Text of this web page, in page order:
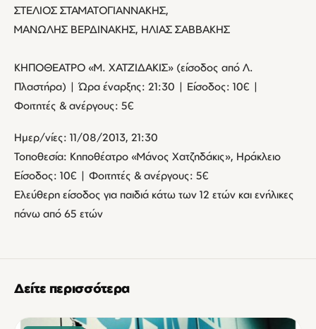
ΣΤΕΛΙΟΣ ΣΤΑΜΑΤΟΓΙΑΝΝΑΚΗΣ,
ΜΑΝΩΛΗΣ ΒΕΡΔΙΝΑΚΗΣ, ΗΛΙΑΣ ΣΑΒΒΑΚΗΣ
ΚΗΠΟΘΕΑΤΡΟ «Μ. ΧΑΤΖΙΔΑΚΙΣ» (είσοδος από Λ.
Πλαστήρα) | Ώρα έναρξης: 21:30 | Eίσοδος: 10€ |
Φοιτητές & ανέργους: 5€
Ημερ/νίες: 11/08/2013, 21:30
Τοποθεσία: Κηποθέατρο «Μάνος Χατζηδάκις», Ηράκλειο
Είσοδος: 10€ | Φοιτητές & ανέργους: 5€
Ελεύθερη είσοδος για παιδιά κάτω των 12 ετών και ενήλικες
πάνω από 65 ετών
Δείτε περισσότερα